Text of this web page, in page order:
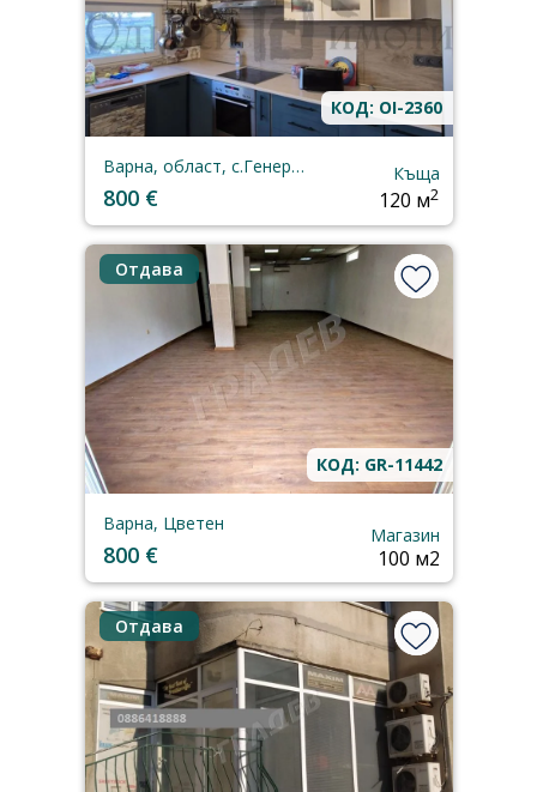
КОД: OI-2360
Варна, област, с.Генерал-Кантарджиево
800 €
Къща
120 м2
Отдава
КОД: GR-11442
Варна, Цветен
800 €
Магазин
100 м2
Отдава